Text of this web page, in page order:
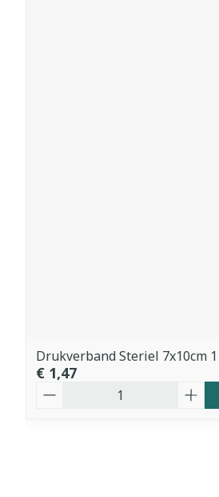
Drukverband Steriel 7x10cm
€ 1,47